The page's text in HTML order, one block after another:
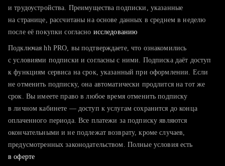
тратите много времени на поиск и вручную поднимаете
хотите сравнить себя с конкурентами и оценить шансы
и трудоустройства. Преимущества подписки, указанные
на странице, рассчитаны на основе данных в среднем в неделю
после её покупки согласно исследованию
Подключая hh PRO, вы подтверждаете, что ознакомились
с условиями подписки и согласны с ними. Подписка даёт доступ
к функциям сервиса на срок, указанный при оформлении. Если
не отменить подписку, она автоматически продлится на тот же
срок. Вы имеете право в любое время отменить подписку
в личном кабинете — доступ к услугам сохранится до конца
оплаченного периода. Все платежи за подписку являются
окончательными и не подлежат возврату, кроме случаев,
предусмотренных законодательством. Полные условия есть
в оферте